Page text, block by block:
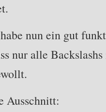
nun ein gut
nur alle
Ausschnitt: